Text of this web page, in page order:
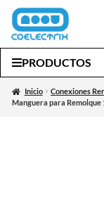
PRODUCTOS
Inicio Conexiones
Manguera para Remolque